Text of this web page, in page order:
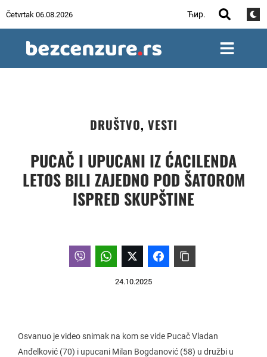
Četvrtak 06.08.2026 Ћир.
DRUŠTVO, VESTI
PUCAČ I UPUCANI IZ ĆACILENDA
LETOS BILI ZAJEDNO POD ŠATOROM
ISPRED SKUPŠTINE
24.10.2025
Osvanuo je video snimak na kom se vide Pucač Vladan
Anđelković (70) i upucani Milan Bogdanović (58) u družbi u